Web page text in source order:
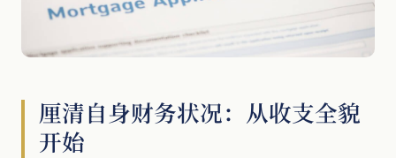
厘清自身财务状况：从收支全貌
开始